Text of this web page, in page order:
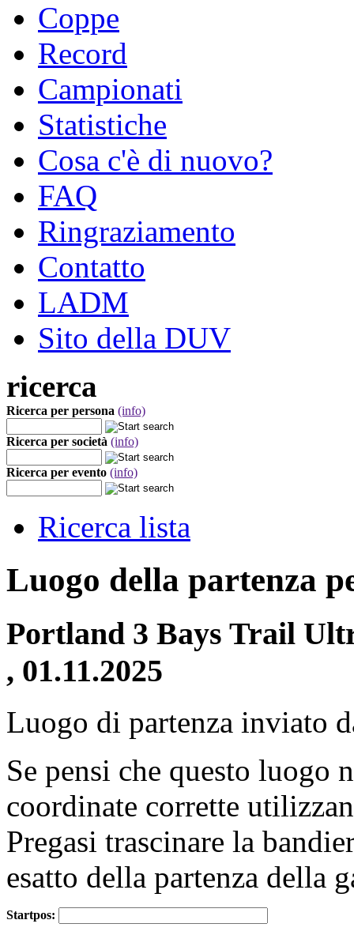
Coppe
Record
Campionati
Statistiche
Cosa c'è di nuovo?
FAQ
Ringraziamento
Contatto
LADM
Sito della DUV
ricerca
Ricerca per persona (info)
Ricerca per società (info)
Ricerca per evento (info)
Ricerca lista
Luogo della partenza
Portland 3 Bays Trail
, 01.11.2025
Luogo di partenza inviato
+
−
Se pensi che questo luogo
coordinate corrette
Pregasi trascinare la
esatto della partenza della
Startpos: